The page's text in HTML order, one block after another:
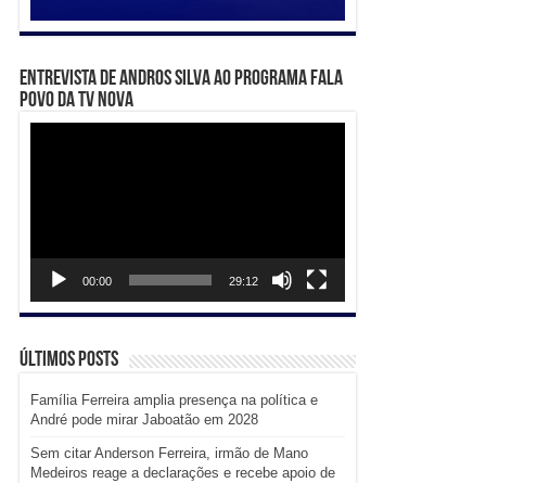
Entrevista de Andros Silva ao programa Fala
Povo da TV Nova
00:00 29:12
Últimos posts
Família Ferreira amplia presença na política e
André pode mirar Jaboatão em 2028
Sem citar Anderson Ferreira, irmão de Mano
Medeiros reage a declarações e recebe apoio de